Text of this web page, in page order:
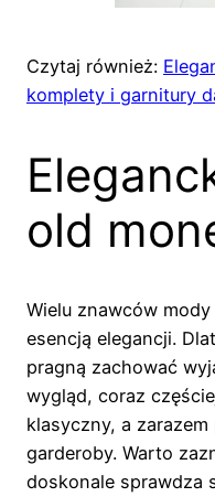
Czytaj również:
komplety i garnitury
old
Wielu znawców
esencją elegancji.
pragną zachować
wygląd, coraz
klasyczny, a
garderoby. Warto
doskonale sprawdza